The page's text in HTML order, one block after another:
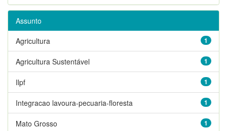
Assunto
1
Agricultura
1
Agricultura Sustentável
1
Ilpf
1
Integracao lavoura-pecuaria-floresta
1
Mato Grosso